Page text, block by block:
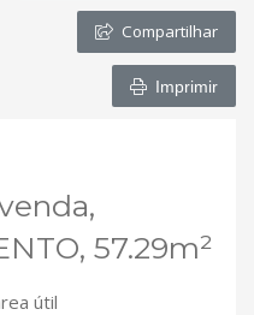
Compartilhar
Imprimir
57.29m²
útil